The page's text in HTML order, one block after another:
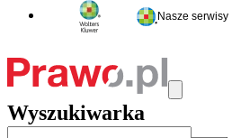
Nasze serwisy
Wyszukiwarka